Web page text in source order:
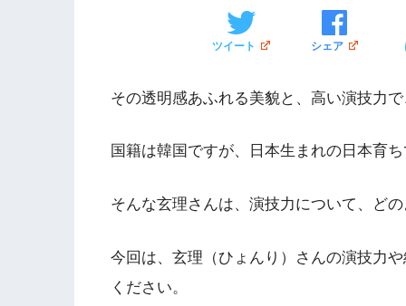
ツイート シェア
その透明感あふれる美貌と、高い演技力
国籍は韓国ですが、日本生まれの日本育
そんな玄理さんは、演技力について、ど
今回は、玄理（ひょんり）さんの演技力
ください。